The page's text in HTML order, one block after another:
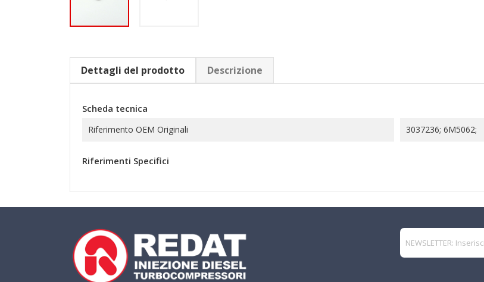
Dettagli del prodotto Descrizione
Scheda tecnica
Riferimento OEM Originali 3037236; 6M5062;
Riferimenti Specifici